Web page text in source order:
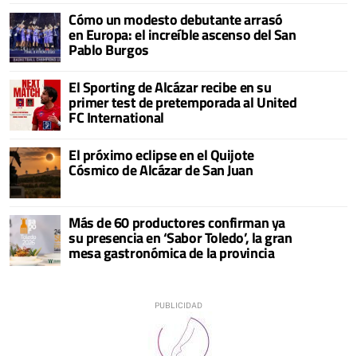
Cómo un modesto debutante arrasó
en Europa: el increíble ascenso del San
Pablo Burgos
El Sporting de Alcázar recibe en su
primer test de pretemporada al United
FC International
El próximo eclipse en el Quijote
Cósmico de Alcázar de San Juan
Más de 60 productores confirman ya
su presencia en ‘Sabor Toledo’, la gran
mesa gastronómica de la provincia